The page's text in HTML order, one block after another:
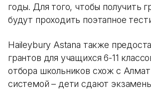
годы. Для того, чтобы получить
будут проходить поэтапное
Haileybury Astana также
грантов для учащихся 6-11
отбора школьников схож с
системой – дети сдают